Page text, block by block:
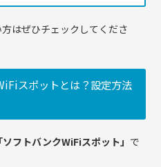
はぜひチェックしてくださ
スポットとは？設定方法
「ソフトバンクWiFiスポット」 で